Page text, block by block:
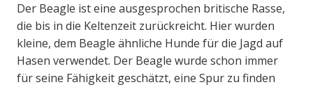
Der Beagle ist eine ausgesprochen britische Rasse,
die bis in die Keltenzeit zurückreicht. Hier wurden
kleine, dem Beagle ähnliche Hunde für die Jagd auf
Hasen verwendet. Der Beagle wurde schon immer
für seine Fähigkeit geschätzt, eine Spur zu finden